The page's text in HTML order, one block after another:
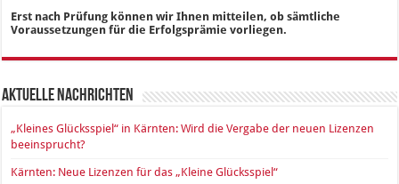
Erst nach Prüfung können wir Ihnen mitteilen, ob sämtliche
Voraussetzungen für die Erfolgsprämie vorliegen.
Aktuelle Nachrichten
„Kleines Glücksspiel“ in Kärnten: Wird die Vergabe der neuen Lizenzen
beeinsprucht?
Kärnten: Neue Lizenzen für das „Kleine Glücksspiel“